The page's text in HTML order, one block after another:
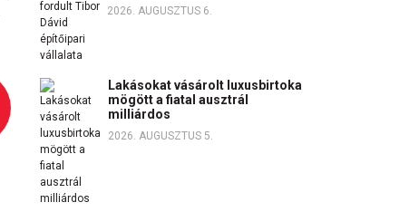
2026. AUGUSZTUS 6.
Lakásokat vásárolt luxusbirtoka
mögött a fiatal ausztrál
milliárdos
2026. AUGUSZTUS 5.